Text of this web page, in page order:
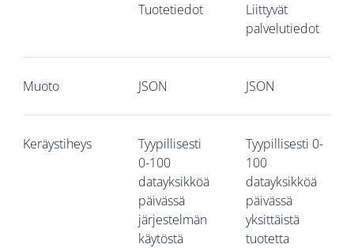
Tuotetiedot
Liittyvät
palvelutiedot
Muoto JSON JSON
Keräystiheys
Tyypillisesti
0-100
datayksikköä
päivässä
järjestelmän
käytöstä
Tyypillisesti 0-
100
datayksikköä
päivässä
yksittäistä
tuotetta